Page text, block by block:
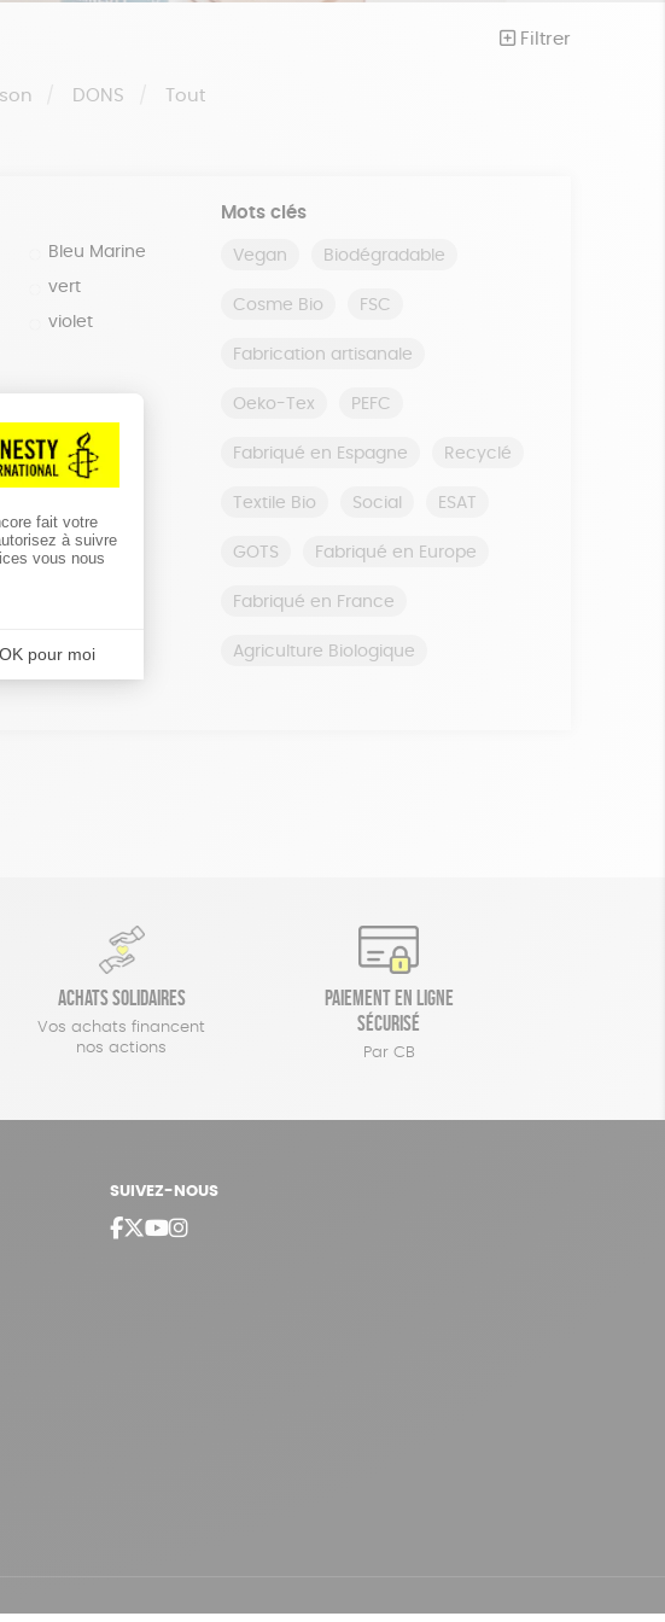
Filtrer
DONS Tout
Bleu Marine
vert
violet
Mots clés
Vegan Biodégradable
Cosme Bio FSC
Fabrication artisanale
Oeko-Tex PEFC
Fabriqué en Espagne Recyclé
Textile Bio Social ESAT
GOTS Fabriqué en Europe
Fabriqué en France
Agriculture Biologique
Achats solidaires
Vos achats financent
nos actions
Paiement en ligne
sécurisé
Par CB
SUIVEZ-NOUS